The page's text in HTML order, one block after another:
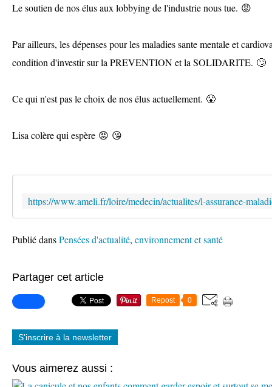
Le soutien de nos élus aux lobbying de l'industrie nous tue. 😡
Par ailleurs, les dépenses pour les maladies sante mentale et
condition d'investir sur la PREVENTION et la SOLIDARITE. 🙄
Ce qui n'est pas le choix de nos élus actuellement. 😤
Lisa colère qui espère 😡 😘
Publié dansPensées d'actualité, environnement et santé
Partager cet article
Repost 0
S'inscrire à la newsletter
Vous aimerez aussi :